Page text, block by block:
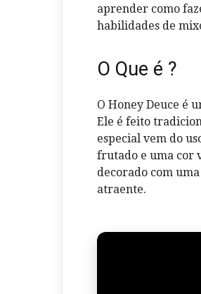
aprender como
habilidades de
O Que é ?
O Honey Deuce é
Ele é feito
especial vem do
frutado e uma cor
decorado com
atraente.